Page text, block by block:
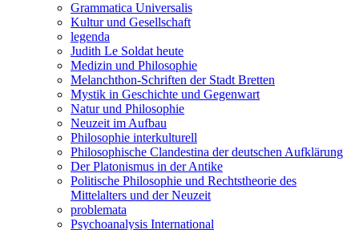
Grammatica Universalis
Kultur und Gesellschaft
legenda
Judith Le Soldat heute
Medizin und Philosophie
Melanchthon-Schriften der Stadt Bretten
Mystik in Geschichte und Gegenwart
Natur und Philosophie
Neuzeit im Aufbau
Philosophie interkulturell
Philosophische Clandestina der deutschen Aufklärung
Der Platonismus in der Antike
Politische Philosophie und Rechtstheorie des
Mittelalters und der Neuzeit
problemata
Psychoanalysis International